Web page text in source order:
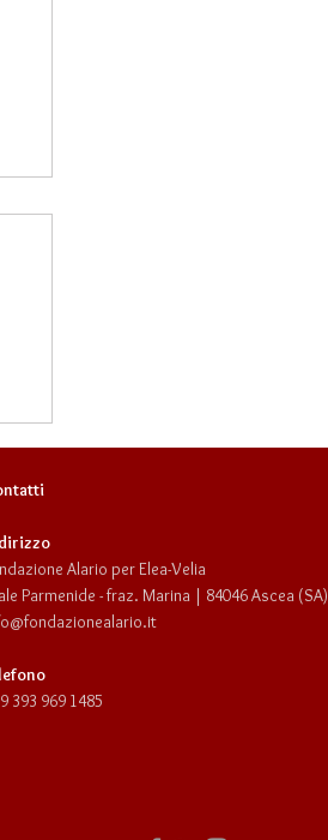
Alario per Elea-Velia
Parmenide - fraz. Marina | 84046 Ascea (SA)
393 969 1485